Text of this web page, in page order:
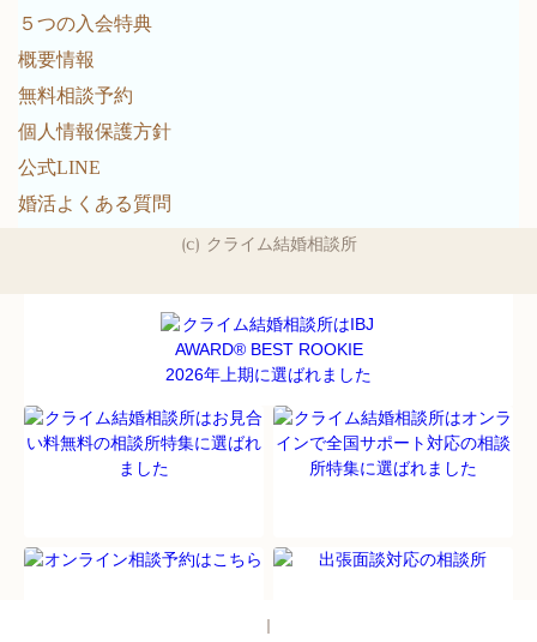
５つの入会特典
概要情報
無料相談予約
個人情報保護方針
公式LINE
婚活よくある質問
(c) クライム結婚相談所
｜モバイル